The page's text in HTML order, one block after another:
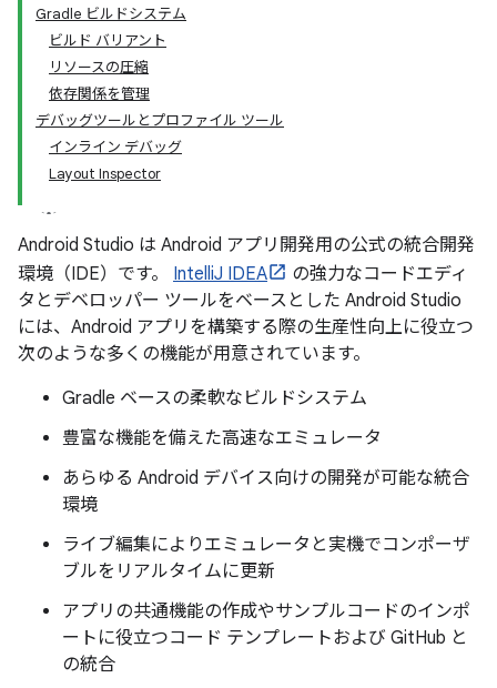
Gradle ビルドシステム
ビルド バリアント
リソースの圧縮
依存関係を管理
デバッグツールとプロファイル ツール
インライン デバッグ
Layout Inspector
Android Studio は Android アプリ開発用の公式の統合開発
環境（IDE）です。 IntelliJ IDEA
の強力なコードエディ
タとデベロッパー ツールをベースとした Android Studio
には、Android アプリを構築する際の生産性向上に役立つ
次のような多くの機能が用意されています。
Gradle ベースの柔軟なビルドシステム
豊富な機能を備えた高速なエミュレータ
あらゆる Android デバイス向けの開発が可能な統合
環境
ライブ編集によりエミュレータと実機でコンポーザ
ブルをリアルタイムに更新
アプリの共通機能の作成やサンプルコードのインポ
ートに役立つコード テンプレートおよび GitHub と
の統合